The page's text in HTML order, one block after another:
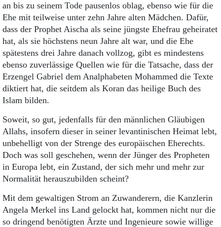
an bis zu seinem Tode pausenlos oblag, ebenso wie für die
Ehe mit teilweise unter zehn Jahre alten Mädchen. Dafür,
dass der Prophet Aischa als seine jüngste Ehefrau geheiratet
hat, als sie höchstens neun Jahre alt war, und die Ehe
spätestens drei Jahre danach vollzog, gibt es mindestens
ebenso zuverlässige Quellen wie für die Tatsache, dass der
Erzengel Gabriel dem Analphabeten Mohammed die Texte
diktiert hat, die seitdem als Koran das heilige Buch des
Islam bilden.
Soweit, so gut, jedenfalls für den männlichen Gläubigen
Allahs, insofern dieser in seiner levantinischen Heimat lebt,
unbehelligt von der Strenge des europäischen Eherechts.
Doch was soll geschehen, wenn der Jünger des Propheten
in Europa lebt, ein Zustand, der sich mehr und mehr zur
Normalität herauszubilden scheint?
Mit dem gewaltigen Strom an Zuwanderern, die Kanzlerin
Angela Merkel ins Land gelockt hat, kommen nicht nur die
so dringend benötigten Ärzte und Ingenieure sowie willige